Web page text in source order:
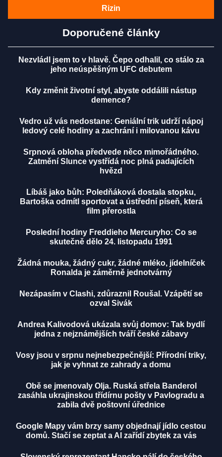
Rizin
Doporučené články
Nezvládl jsem to v hlavě. Čepo odhalil, co stálo za
jeho neúspěšným UFC debutem
Kdy změnit životní styl, abyste oddálili nástup
demence?
Vedro už vás nedostane: Geniální trik udrží nápoj
ledový celé hodiny a zachrání i milovanou kávu
Srpnová obloha předvede něco mimořádného.
Zatmění Slunce vystřídá noc plná padajících
hvězd
Líbáš jako bůh: Poledňáková dostala stopku,
Bartoška odmítl sportovat a ústřední píseň, která
film přerostla
Poslední hodiny Freddieho Mercuryho: Co se
skutečně dělo 24. listopadu 1991
Žádná mouka, žádný cukr, žádné mléko, jídelníček
Ronalda je záměrně jednotvárný
Nezápasím v Clashi, zdůraznil Roušal. Vzápětí se
ozval Sivák
Andrea Kalivodová ukázala svůj domov: Tak bydlí
jedna z nejznámějších tváří české zábavy
Vosy jsou v srpnu nejnebezpečnější: Přírodní triky,
jak je vyhnat ze zahrady a domu
Obě se jmenovaly Olja. Ruská střela Banderol
zasáhla ukrajinskou třídírnu pošty v Pavlogradu a
zabila dvě poštovní úřednice
Google Mapy vám brzy samy objednají jídlo cestou
domů. Stačí se zeptat a AI zařídí zbytek za vás